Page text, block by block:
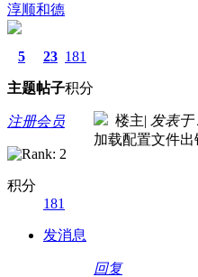
淳顺和德
5
主题
23
帖子
181
积分
注册会员
积分
181
发消息
楼主| 发表于
加载配置文件
回复